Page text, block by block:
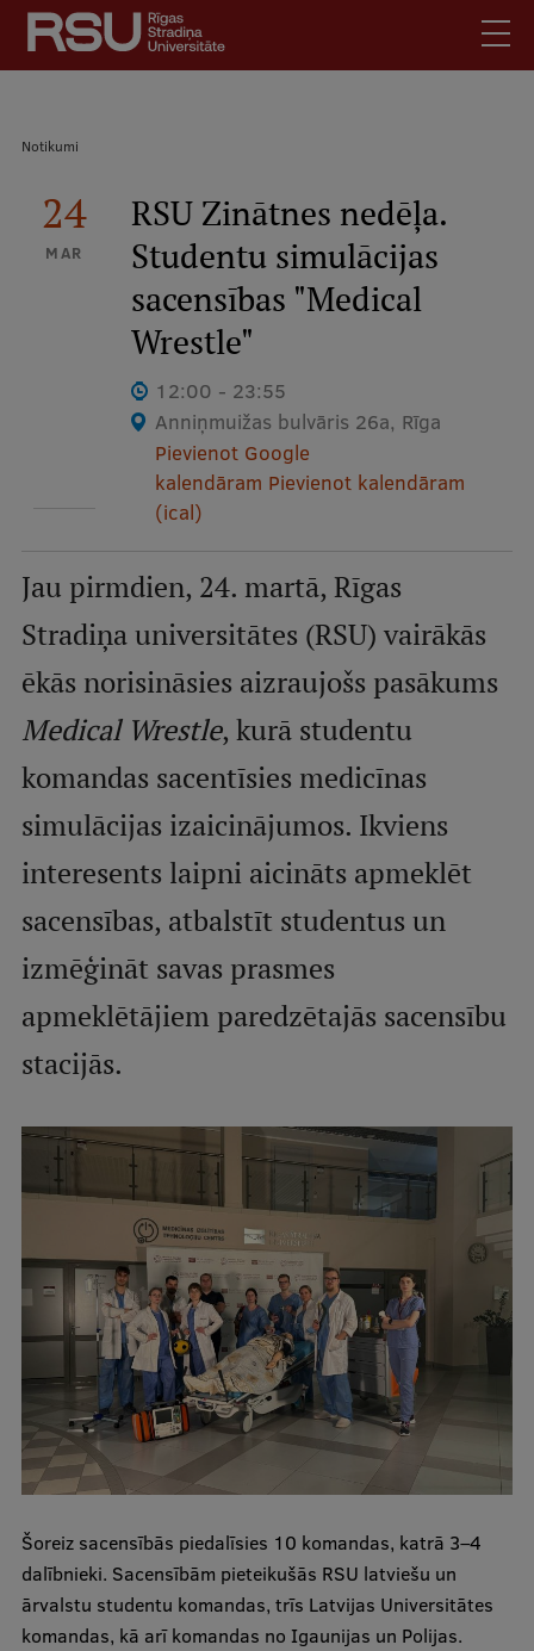
Pārlekt
galveno
saturu
Latviski
Meklēt Mobile
augšējā
izvēlne
Skolēniem
Studentiem
Darbiniekiem
Mobile
galvenā
izvēlne
Studiju iespējas
Pamatstudiju programmas
Maģistra studiju programmas
Doktorantūra
Rezidentūra
Uzņemšana
Praktiska informācija
Par RSU
Studentu dzīve
Studiju norises vietas
Fakultātes
Mūsu cilvēki
Stratēģija
Struktūra
Vēsture un tradīcijas
Identitāte
RSU fonds
Aula
Muzeji un ekspozīcijas
Ģerbonis
Atpakaļceļš
Notikumi
24
MAR
RSU Zinātnes nedēļa.
Studentu simulācijas
sacensības "Medical
Wrestle"
12:00 - 23:55
Anniņmuižas bulvāris 26a, Rīga
Pievienot Google
kalendāram Pievienot kalendāram
(ical)
Jau pirmdien, 24. martā, Rīgas
Stradiņa universitātes (RSU) vairākās
ēkās norisināsies aizraujošs pasākums
Medical Wrestle, kurā studentu
komandas sacentīsies medicīnas
simulācijas izaicinājumos. Ikviens
interesents laipni aicināts apmeklēt
sacensības, atbalstīt studentus un
izmēģināt savas prasmes
apmeklētājiem paredzētajās sacensību
stacijās.
Šoreiz sacensībās piedalīsies 10 komandas, katrā 3–4
dalībnieki. Sacensībām pieteikušās RSU latviešu un
ārvalstu studentu komandas, trīs Latvijas Universitātes
komandas, kā arī komandas no Igaunijas un Polijas.